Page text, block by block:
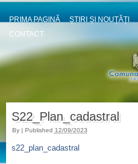
PRIMA PAGINĂ ȘTIRI ȘI NOUȚĂȚI
CONTACT
S22_Plan_cadastral
By | Published 12/09/2023
s22_plan_cadastral